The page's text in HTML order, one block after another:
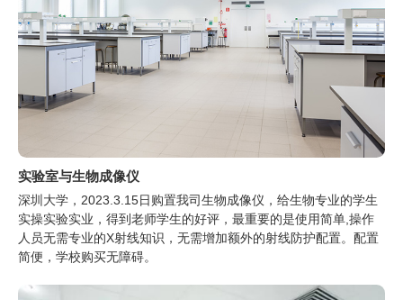
实验室与生物成像仪
深圳大学，2023.3.15日购置我司生物成像仪，给生物专业的学生
实操实验实业，得到老师学生的好评，最重要的是使用简单,操作
人员无需专业的X射线知识，无需增加额外的射线防护配置。配置
简便，学校购买无障碍。